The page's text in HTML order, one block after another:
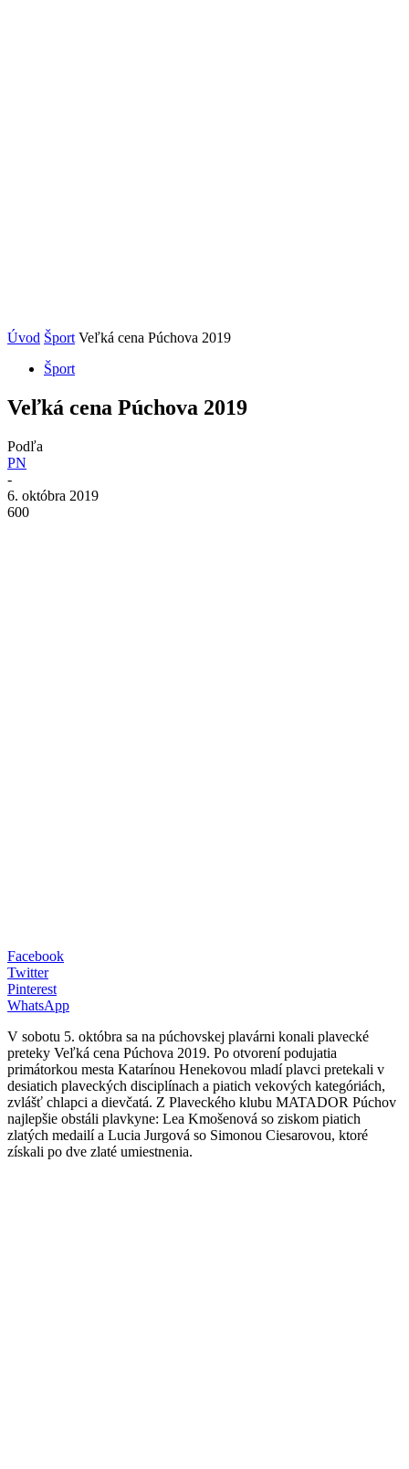
Úvod Šport Veľká cena Púchova 2019
Šport
Veľká cena Púchova 2019
Podľa
PN
-
6. októbra 2019
600
Facebook
Twitter
Pinterest
WhatsApp
V sobotu 5. októbra sa na púchovskej plavárni konali plavecké
preteky Veľká cena Púchova 2019. Po otvorení podujatia
primátorkou mesta Katarínou Henekovou mladí plavci pretekali v
desiatich plaveckých disciplínach a piatich vekových kategóriách,
zvlášť chlapci a dievčatá. Z Plaveckého klubu MATADOR Púchov
najlepšie obstáli plavkyne: Lea Kmošenová so ziskom piatich
zlatých medailí a Lucia Jurgová so Simonou Ciesarovou, ktoré
získali po dve zlaté umiestnenia.